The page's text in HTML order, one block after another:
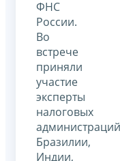
ФНС
России.
Во
встрече
приняли
участие
эксперты
налоговых
администраций
Бразилии,
Индии,